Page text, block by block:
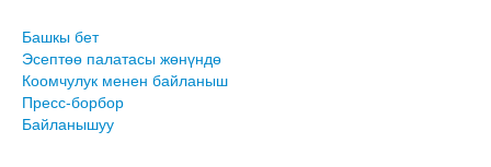
Башкы бет
Эсептөө палатасы жөнүндө
Коомчулук менен байланыш
Пресс-борбор
Байланышуу